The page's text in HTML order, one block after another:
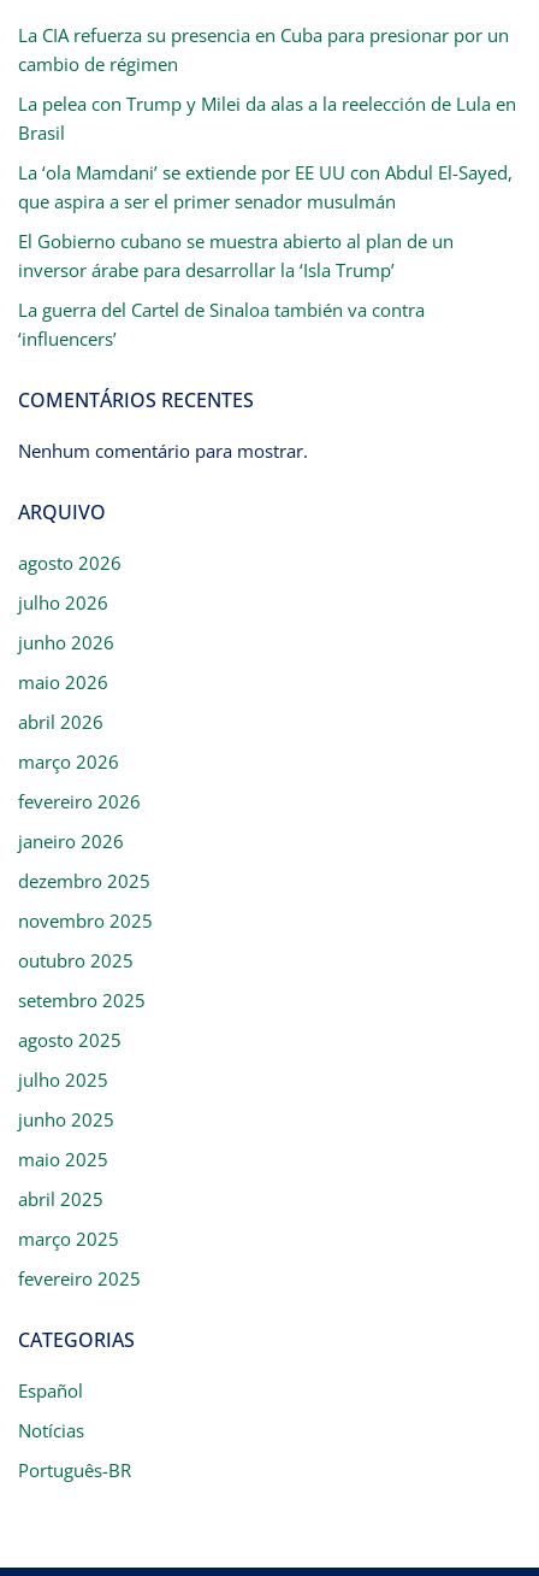
La CIA refuerza su presencia en Cuba para presionar por un
cambio de régimen
La pelea con Trump y Milei da alas a la reelección de Lula en
Brasil
La ‘ola Mamdani’ se extiende por EE UU con Abdul El-Sayed,
que aspira a ser el primer senador musulmán
El Gobierno cubano se muestra abierto al plan de un
inversor árabe para desarrollar la ‘Isla Trump’
La guerra del Cartel de Sinaloa también va contra
‘influencers’
COMENTÁRIOS RECENTES
Nenhum comentário para mostrar.
ARQUIVO
agosto 2026
julho 2026
junho 2026
maio 2026
abril 2026
março 2026
fevereiro 2026
janeiro 2026
dezembro 2025
novembro 2025
outubro 2025
setembro 2025
agosto 2025
julho 2025
junho 2025
maio 2025
abril 2025
março 2025
fevereiro 2025
CATEGORIAS
Español
Notícias
Português-BR